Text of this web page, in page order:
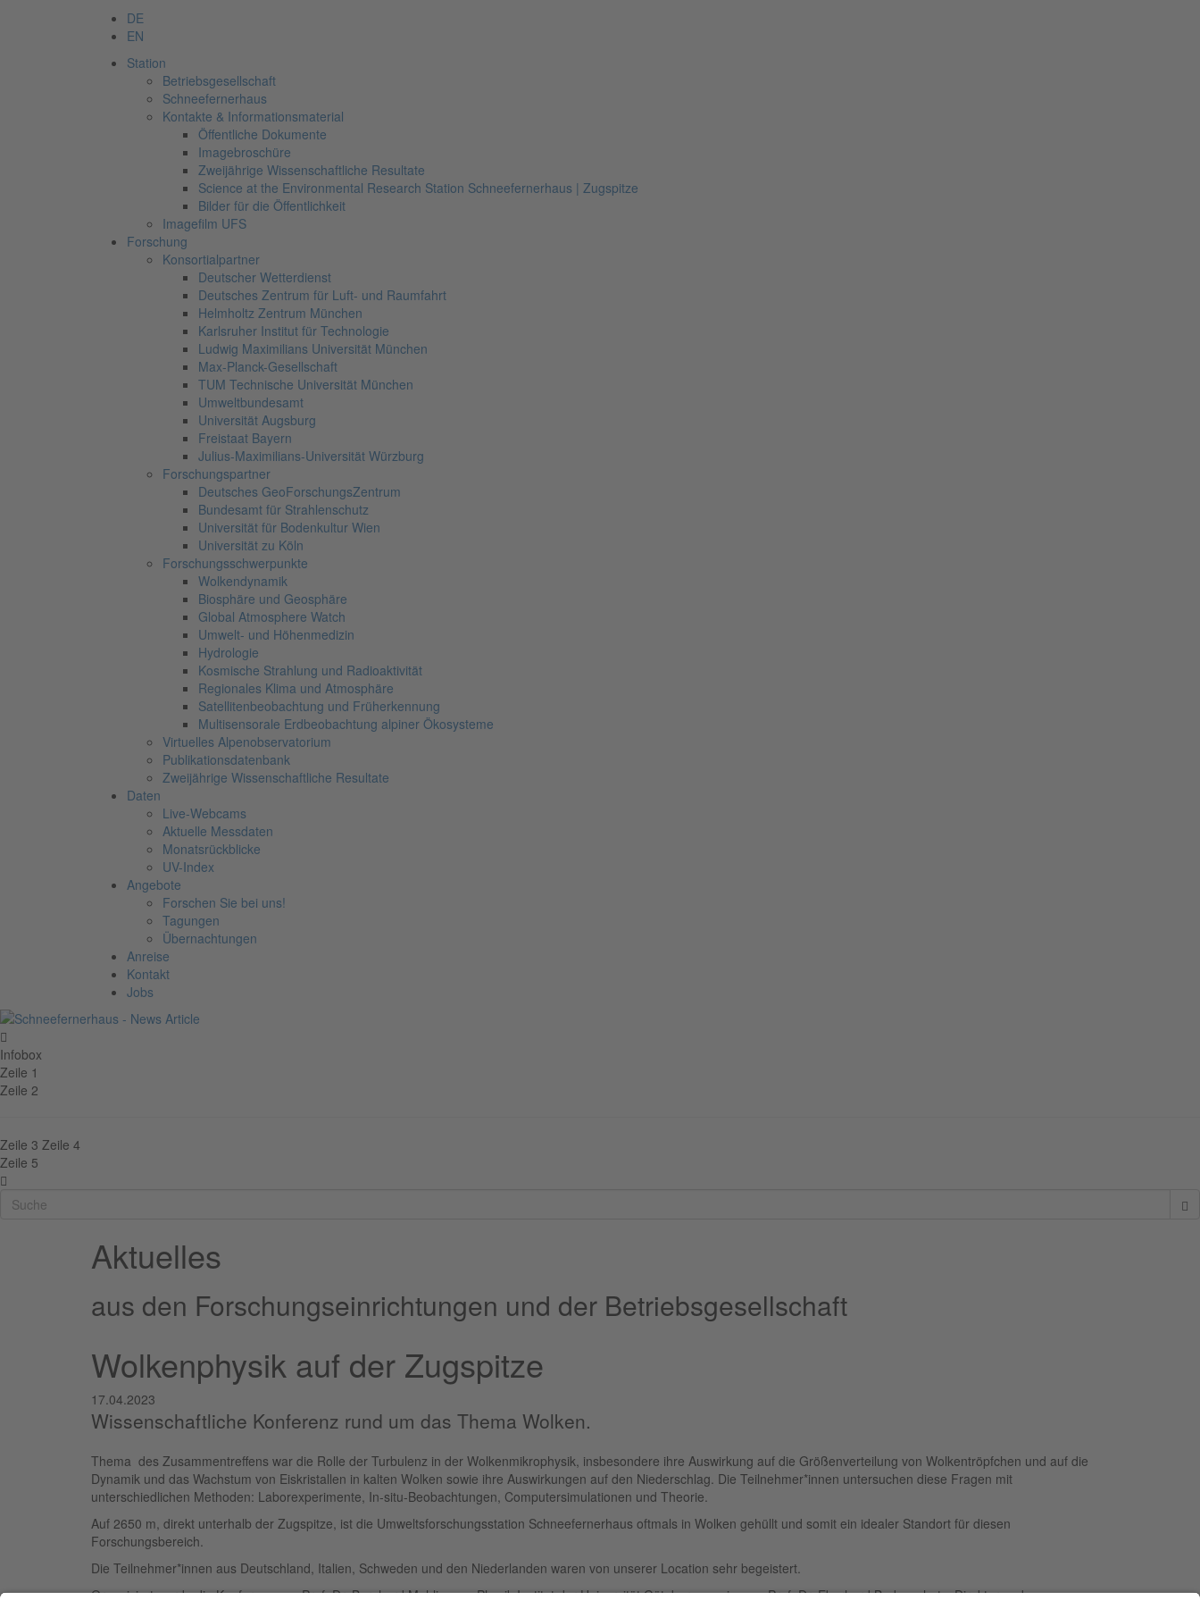
DE
EN
Station
Betriebsgesellschaft
Schneefernerhaus
Kontakte & Informationsmaterial
Öffentliche Dokumente
Imagebroschüre
Zweijährige Wissenschaftliche Resultate
Science at the Environmental Research Station Schneefernerhaus | Zugspitze
Bilder für die Öffentlichkeit
Imagefilm UFS
Forschung
Konsortialpartner
Deutscher Wetterdienst
Deutsches Zentrum für Luft- und Raumfahrt
Helmholtz Zentrum München
Karlsruher Institut für Technologie
Ludwig Maximilians Universität München
Max-Planck-Gesellschaft
TUM Technische Universität München
Umweltbundesamt
Universität Augsburg
Freistaat Bayern
Julius-Maximilians-Universität Würzburg
Forschungspartner
Deutsches GeoForschungsZentrum
Bundesamt für Strahlenschutz
Universität für Bodenkultur Wien
Universität zu Köln
Forschungsschwerpunkte
Wolkendynamik
Biosphäre und Geosphäre
Global Atmosphere Watch
Umwelt- und Höhenmedizin
Hydrologie
Kosmische Strahlung und Radioaktivität
Regionales Klima und Atmosphäre
Satellitenbeobachtung und Früherkennung
Multisensorale Erdbeobachtung alpiner Ökosysteme
Virtuelles Alpenobservatorium
Publikationsdatenbank
Zweijährige Wissenschaftliche Resultate
Daten
Live-Webcams
Aktuelle Messdaten
Monatsrückblicke
UV-Index
Angebote
Forschen Sie bei uns!
Tagungen
Übernachtungen
Anreise
Kontakt
Jobs
Infobox
Zeile 1
Zeile 2
Zeile 3 Zeile 4
Zeile 5
Aktuelles
aus den Forschungseinrichtungen und der Betriebsgesellschaft
Wolkenphysik auf der Zugspitze
17.04.2023
Wissenschaftliche Konferenz rund um das Thema Wolken.
Thema des Zusammentreffens war die Rolle der Turbulenz in der Wolkenmikrophysik, insbesondere ihre Auswirkung auf die Größenverteilung von Wolkentröpfchen und auf die
Dynamik und das Wachstum von Eiskristallen in kalten Wolken sowie ihre Auswirkungen auf den Niederschlag. Die Teilnehmer*innen untersuchen diese Fragen mit
unterschiedlichen Methoden: Laborexperimente, In-situ-Beobachtungen, Computersimulationen und Theorie.
Auf 2650 m, direkt unterhalb der Zugspitze, ist die Umweltsforschungsstation Schneefernerhaus oftmals in Wolken gehüllt und somit ein idealer Standort für diesen
Forschungsbereich.
Die Teilnehmer*innen aus Deutschland, Italien, Schweden und den Niederlanden waren von unserer Location sehr begeistert.
Organisiert wurde die Konferenz von Prof. Dr. Bernhard Mehlig vom Physik Institut der Universität Göteborg, sowie von Prof. Dr. Eberhard Bodenschatz, Direktor und